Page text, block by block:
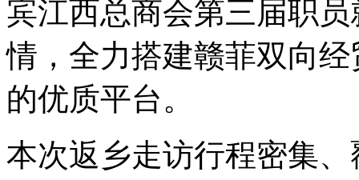
宾江西总商会第三届职
情，全力搭建赣菲双向
的优质平台。
本次返乡走访行程密集